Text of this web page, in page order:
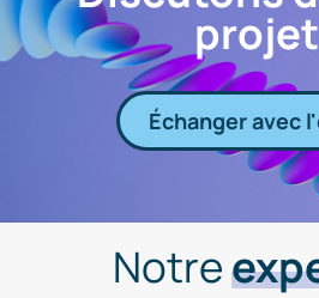
Échanger avec
Notre